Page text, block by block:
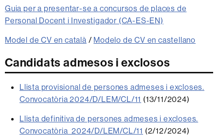
Guia per a presentar-se a concursos de places de
Personal Docent i Investigador (CA-ES-EN)
Model de CV en català / Modelo de CV en castellano
Candidats admesos i exclosos
Llista provisional de persones admeses i excloses.
Convocatòria 2024/D/LEM/CL/11 (13/11/2024)
Llista definitiva de persones admeses i excloses.
Convocatòria 2024/D/LEM/CL/11 (2/12/2024)